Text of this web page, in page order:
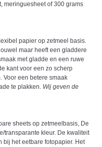
meringuesheet of 300 grams
papier op zetmeel basis.
maar heeft een gladdere
met gladde en een ruwe
kant voor een zo scherp
Voor een betere smaak
te plakken. Wij geven de
sheets op zetmeelbasis, De
transparante kleur. De kwaliteit
bij het eetbare fotopapier. Het